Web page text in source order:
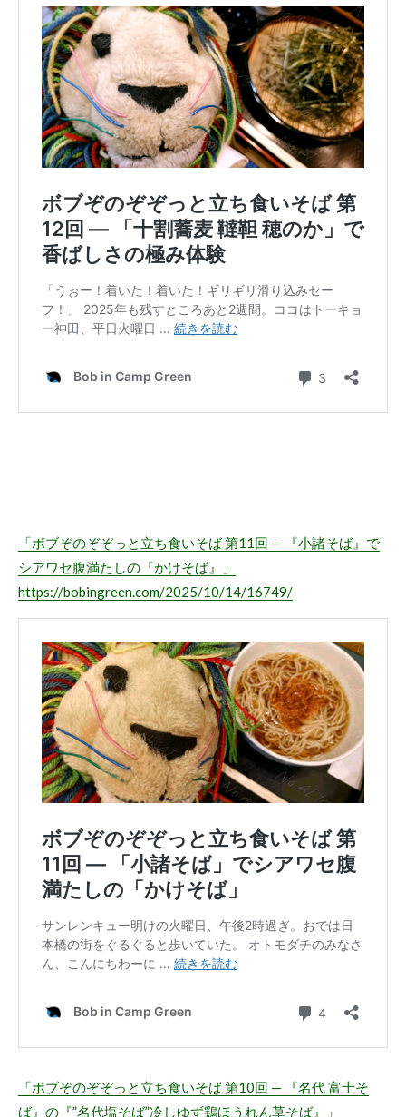
「ボブぞのぞぞっと立ち食いそば 第11回 — 『小諸そば』で
シアワセ腹満たしの『かけそば』」
https://bobingreen.com/2025/10/14/16749/
「ボブぞのぞぞっと立ち食いそば 第10回 — 『名代 富士そ
ば』の『”名代塩そば”冷しゆず鶏ほうれん草そば』」